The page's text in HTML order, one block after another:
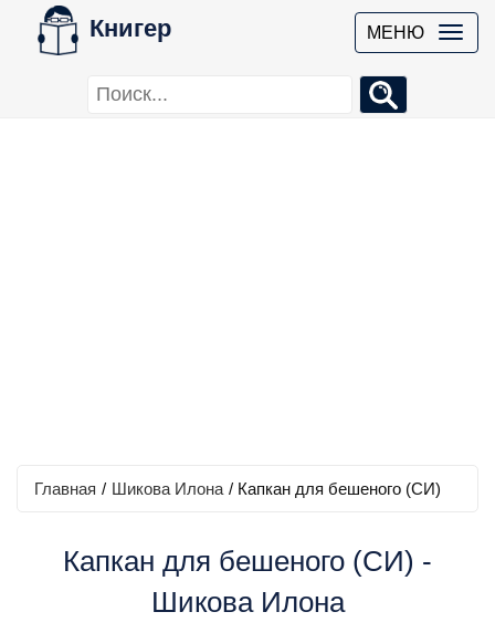
Книгер МЕНЮ
Главная / Шикова Илона / Капкан для бешеного (СИ)
Капкан для бешеного (СИ) -
Шикова Илона